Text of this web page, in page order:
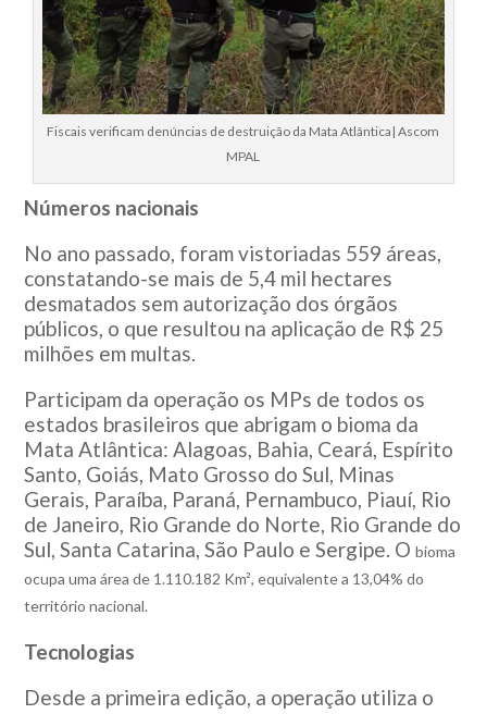
Fiscais verificam denúncias de destruição da Mata Atlântica| Ascom
MPAL
Números nacionais
No ano passado, foram vistoriadas 559 áreas,
constatando-se mais de 5,4 mil hectares
desmatados sem autorização dos órgãos
públicos, o que resultou na aplicação de R$ 25
milhões em multas.
Participam da operação os MPs de todos os
estados brasileiros que abrigam o bioma da
Mata Atlântica: Alagoas, Bahia, Ceará, Espírito
Santo, Goiás, Mato Grosso do Sul, Minas
Gerais, Paraíba, Paraná, Pernambuco, Piauí, Rio
de Janeiro, Rio Grande do Norte, Rio Grande do
Sul, Santa Catarina, São Paulo e Sergipe. Obioma
ocupa uma área de 1.110.182 Km², equivalente a 13,04% do
território nacional.
Tecnologias
Desde a primeira edição, a operação utiliza o